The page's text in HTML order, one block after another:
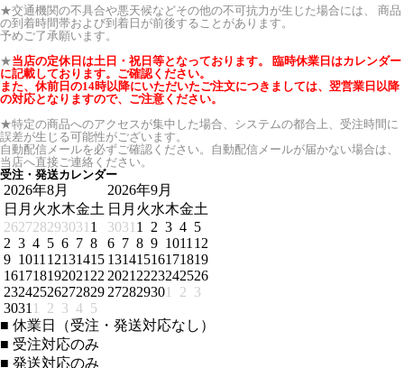
★交通機関の不具合や悪天候などその他の不可抗力が生じた場合には、 商品
の到着時間帯および到着日が前後することがあります。
予めご了承願います。
★当店の定休日は土日・祝日等となっております。 臨時休業日はカレンダー
に記載しております。ご確認ください。
また、休前日の14時以降にいただいたご注文につきましては、翌営業日以降
の対応となりますので、ご注意ください。
★特定の商品へのアクセスが集中した場合、システムの都合上、受注時間に
誤差が生じる可能性がございます。
自動配信メールを必ずご確認ください。自動配信メールが届かない場合は、
当店へ直接ご連絡ください。
受注・発送カレンダー
2026年8月
日 月 火水木金土
262728293031 1
2 3 4 5 6 7 8
9 1011 12131415
161718192021 22
23242526272829
3031 1 2 3 4 5
2026年9月
日 月 火水木金土
3031 1 2 3 4 5
6 7 8 9 1011 12
13141516171819
2021 2223242526
272829301 2 3
■ 休業日（受注・発送対応なし）
■ 受注対応のみ
■ 発送対応のみ